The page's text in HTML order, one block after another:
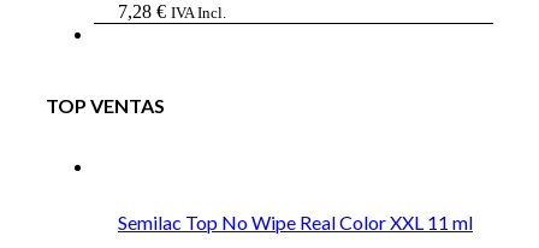
7,28 € IVA Incl.
TOP VENTAS
Semilac Top No Wipe Real Color XXL 11 ml